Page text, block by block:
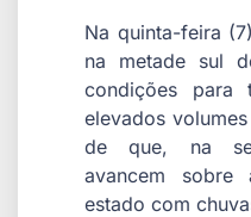
Na quinta-feira
na metade sul
condições para
elevados
de que, na
avancem
estado com